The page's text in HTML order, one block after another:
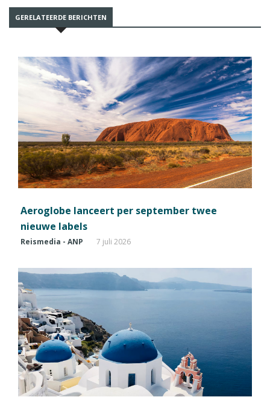
GERELATEERDE BERICHTEN
Aeroglobe lanceert per september twee
nieuwe labels
Reismedia - ANP 7 juli 2026